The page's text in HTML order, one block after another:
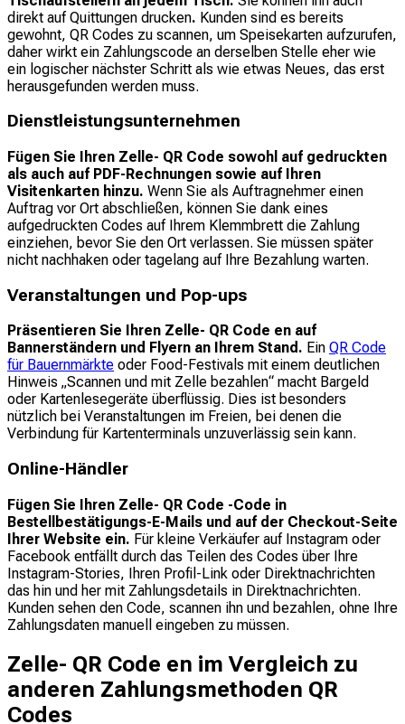
direkt auf Quittungen drucken. Kunden sind es bereits
gewohnt, QR Codes zu scannen, um Speisekarten aufzurufen,
daher wirkt ein Zahlungscode an derselben Stelle eher wie
ein logischer nächster Schritt als wie etwas Neues, das erst
herausgefunden werden muss.
Dienstleistungsunternehmen
Fügen Sie Ihren Zelle- QR Code sowohl auf gedruckten
als auch auf PDF-Rechnungen sowie auf Ihren
Visitenkarten hinzu. Wenn Sie als Auftragnehmer einen
Auftrag vor Ort abschließen, können Sie dank eines
aufgedruckten Codes auf Ihrem Klemmbrett die Zahlung
einziehen, bevor Sie den Ort verlassen. Sie müssen später
nicht nachhaken oder tagelang auf Ihre Bezahlung warten.
Veranstaltungen und Pop-ups
Präsentieren Sie Ihren Zelle- QR Code en auf
Bannerständern und Flyern an Ihrem Stand. Ein QR Code
für Bauernmärkte oder Food-Festivals mit einem deutlichen
Hinweis „Scannen und mit Zelle bezahlen“ macht Bargeld
oder Kartenlesegeräte überflüssig. Dies ist besonders
nützlich bei Veranstaltungen im Freien, bei denen die
Verbindung für Kartenterminals unzuverlässig sein kann.
Online-Händler
Fügen Sie Ihren Zelle- QR Code -Code in
Bestellbestätigungs-E-Mails und auf der Checkout-Seite
Ihrer Website ein. Für kleine Verkäufer auf Instagram oder
Facebook entfällt durch das Teilen des Codes über Ihre
Instagram-Stories, Ihren Profil-Link oder Direktnachrichten
das hin und her mit Zahlungsdetails in Direktnachrichten.
Kunden sehen den Code, scannen ihn und bezahlen, ohne Ihre
Zahlungsdaten manuell eingeben zu müssen.
Zelle- QR Code en im Vergleich zu
anderen Zahlungsmethoden QR
Codes